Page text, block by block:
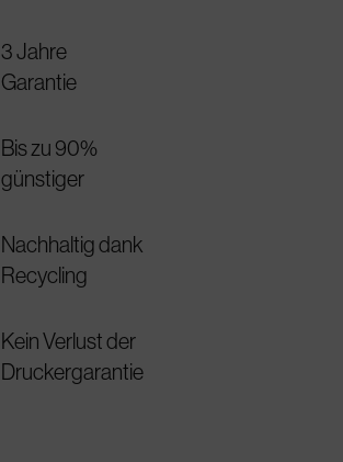
3 Jahre
Garantie
Bis zu 90%
günstiger
Nachhaltig dank
Recycling
Kein Verlust der
Druckergarantie